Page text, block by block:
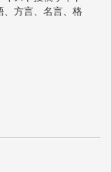
、方言、名言、格